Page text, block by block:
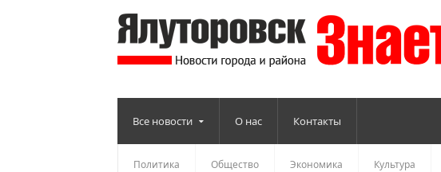
Все новости О нас Контакты
Политика Общество Экономика Культура